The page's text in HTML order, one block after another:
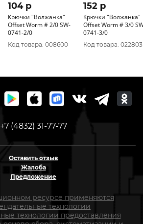
104 p
Крючки "Волжанка"
Offset Worm # 2/0 SW-
0741-2/0
Код товара: 008600
152 p
Крючки "Волжанка"
Offset Worm # 3/0 SW-
0741-3/0
Код товара: 022803
+7 (4832) 31-77-77
Оставить отзыв
Жалоба
Предложение
ресурсе применяются
технологии
технологии предоставления